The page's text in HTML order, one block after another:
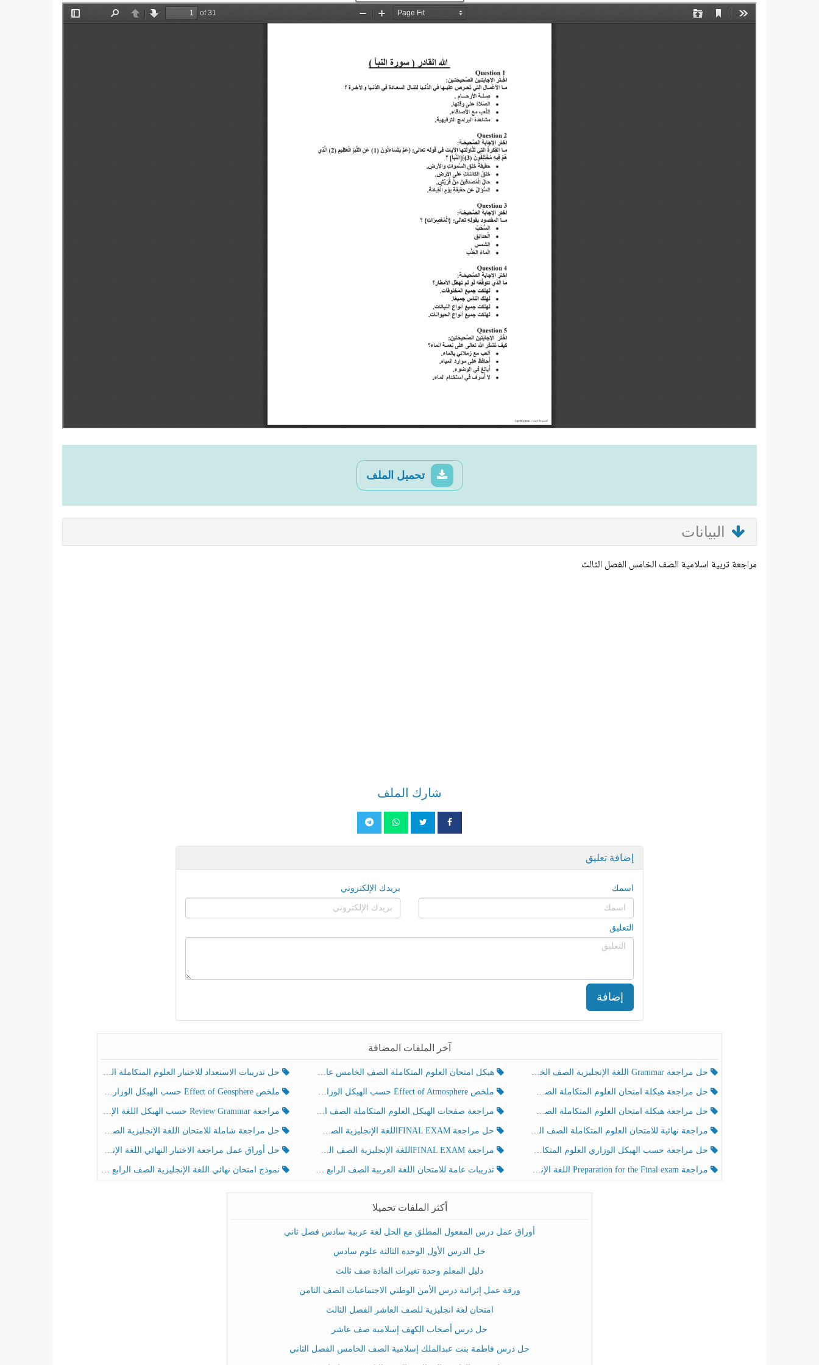
تحميل الملف
البيانات
مراجعة تربية اسلامية الصف الخامس الفصل الثالث
شارك الملف
إضافة تعليق
اسمك بريدك الإلكتروني
التعليق
إضافة
آخر الملفات المضافة
حل مراجعة Grammar اللغة الإنجليزية الصف الخامس الفصل الثالث هيكل امتحان العلوم المتكاملة الصف الخامس عام الفصل الدراسي الثالث 2025-2026 حل تدريبات الاستعداد للاختبار العلوم المتكاملة الصف الخامس عام الفصل الثالث
حل مراجعة هيكلة امتحان العلوم المتكاملة الصف الخامس انسبير الفصل الثالث ملخص Effect of Atmosphere حسب الهيكل الوزاري العلوم المتكاملة الصف الخامس انسبير الفصل الثالث ملخص Effect of Geosphere حسب الهيكل الوزاري العلوم المتكاملة الصف الخامس انسبير الفصل الثالث
حل مراجعة هيكلة امتحان العلوم المتكاملة الصف الخامس عام الفصل الثالث مراجعة صفحات الهيكل العلوم المتكاملة الصف الخامس انسبير الفصل الثالث مراجعة Review Grammar حسب الهيكل اللغة الإنجليزية الصف الخامس الفصل الثالث
مراجعة نهائية للامتحان العلوم المتكاملة الصف الخامس انسبير الفصل الثالث حل مراجعة FINAL EXAMاللغة الإنجليزية الصف الخامس الفصل الثالث حل مراجعة شاملة للامتحان اللغة الإنجليزية الصف الخامس الفصل الثالث
حل مراجعة حسب الهيكل الوزاري العلوم المتكاملة الصف الخامس عام الفصل الثالث مراجعة FINAL EXAMاللغة الإنجليزية الصف الخامس الفصل الثالث حل أوراق عمل مراجعة الاختبار النهائي اللغة الإنجليزية الصف الرابع الفصل الثالث
مراجعة Preparation for the Final exam اللغة الإنجليزية الصف الرابع الفصل الثالث تدريبات عامة للامتحان اللغة العربية الصف الرابع الفصل الثالث نموذج امتحان نهائي اللغة الإنجليزية الصف الرابع الفصل الثالث
أكثر الملفات تحميلا
أوراق عمل درس المفعول المطلق مع الحل لغة عربية سادس فصل ثاني
حل الدرس الأول الوحدة الثالثة علوم سادس
دليل المعلم وحدة تغيرات المادة صف ثالث
ورقة عمل إثرائية درس الأمن الوطني الاجتماعيات الصف الثامن
امتحان لغة انجليزية للصف العاشر الفصل الثالث
حل درس أصحاب الكهف إسلامية صف عاشر
حل درس فاطمة بنت عبدالملك إسلامية الصف الخامس الفصل الثاني